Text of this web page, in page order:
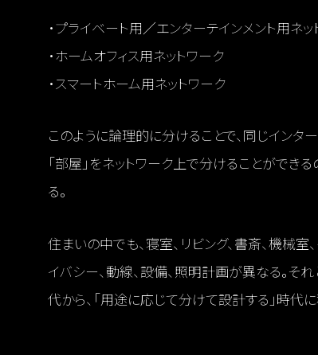
・プライベート用／エンターテインメント用ネッ
・ホームオフィス用ネットワーク
・スマートホーム用ネットワーク
このように論理的に分けることで、同じインタ
「部屋」をネットワーク上で分けることができ
る。
住まいの中でも、寝室、リビング、書斎、機械
イバシー、動線、設備、照明計画が異なる。そ
代から、「用途に応じて分けて設計する」時代に